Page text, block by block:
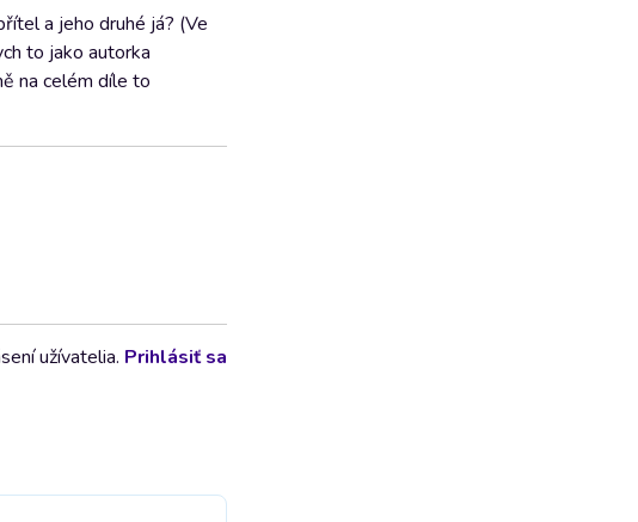
a jeho druhé já? (Ve
to jako autorka
na celém díle to
užívatelia. Prihlásiť sa